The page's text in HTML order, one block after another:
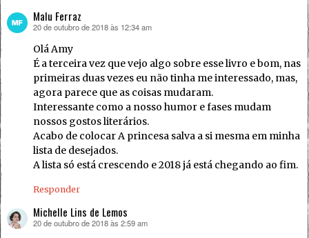
Malu Ferraz
disse:
20 de outubro de 2018 às 12:34 am
Olá Amy
É a terceira vez que vejo algo sobre esse livro e bom, nas
primeiras duas vezes eu não tinha me interessado, mas,
agora parece que as coisas mudaram.
Interessante como a nosso humor e fases mudam
nossos gostos literários.
Acabo de colocar A princesa salva a si mesma em minha
lista de desejados.
A lista só está crescendo e 2018 já está chegando ao fim.
Responder
Michelle Lins de Lemos
disse:
20 de outubro de 2018 às 2:59 am